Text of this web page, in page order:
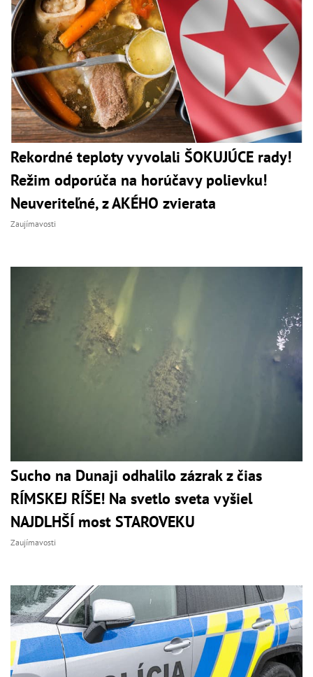
Rekordné teploty vyvolali ŠOKUJÚCE rady!
Režim odporúča na horúčavy polievku!
Neuveriteľné, z AKÉHO zvierata
Zaujímavosti
Sucho na Dunaji odhalilo zázrak z čias
RÍMSKEJ RÍŠE! Na svetlo sveta vyšiel
NAJDLHŠÍ most STAROVEKU
Zaujímavosti